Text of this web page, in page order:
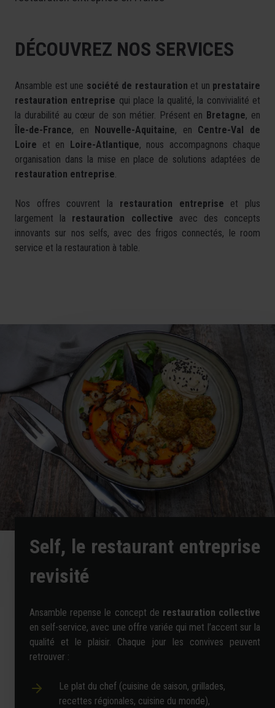
DÉCOUVREZ NOS SERVICES
Ansamble est une société de restauration et un prestataire
restauration entreprise qui place la qualité, la convivialité et
la durabilité au cœur de son métier. Présent en Bretagne, en
Île-de-France, en Nouvelle-Aquitaine, en Centre-Val de
Loire et en Loire-Atlantique, nous accompagnons chaque
organisation dans la mise en place de solutions adaptées de
restauration entreprise.
Nos offres couvrent la restauration entreprise et plus
largement la restauration collective avec des concepts
innovants sur nos selfs, avec des frigos connectés, le room
service et la restauration à table.
Self, le restaurant entreprise
revisité
Ansamble repense le concept de restauration collective
en self-service, avec une offre variée qui met l’accent sur la
qualité et le plaisir. Chaque jour les convives peuvent
retrouver :
Le plat du chef (cuisine de saison, grillades,
recettes régionales, cuisine du monde),